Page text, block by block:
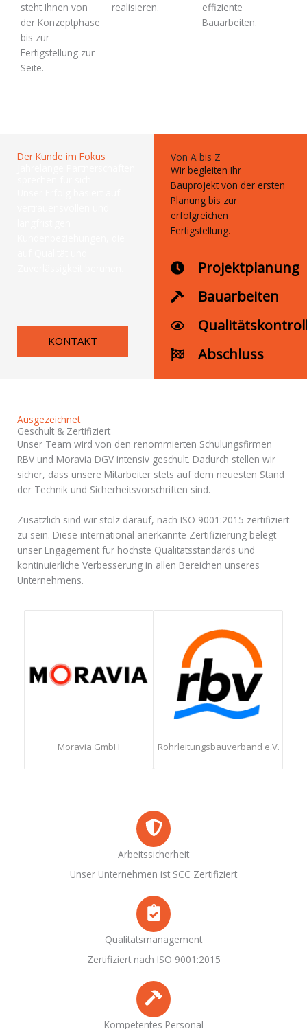
steht Ihnen von
der Konzeptphase
bis zur
Fertigstellung zur
Seite.
realisieren.
effiziente
Bauarbeiten.
Der Kunde im Fokus
KONTAKT
Von A bis Z
Wir begleiten Ihr
Bauprojekt von der ersten
Planung bis zur
erfolgreichen
Fertigstellung.
Projektplanung
Bauarbeiten
Abschluss
Ausgezeichnet
Geschult & Zertifiziert
Unser Team wird von den renommierten Schulungsfirmen
RBV und Moravia DGV intensiv geschult. Dadurch stellen wir
sicher, dass unsere Mitarbeiter stets auf dem neuesten Stand
der Technik und Sicherheitsvorschriften sind.
Zusätzlich sind wir stolz darauf, nach ISO 9001:2015 zertifiziert
zu sein. Diese international anerkannte Zertifizierung belegt
unser Engagement für höchste Qualitätsstandards und
kontinuierliche Verbesserung in allen Bereichen unseres
Unternehmens.
Moravia GmbH Rohrleitungsbauverband e.V.
Arbeitssicherheit
Unser Unternehmen ist SCC Zertifiziert
Qualitätsmanagement
Zertifiziert nach ISO 9001:2015
Kompetentes Personal